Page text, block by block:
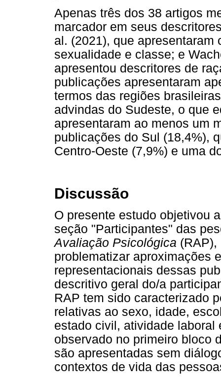
Apenas três dos 38 artigos
marcador em seus
al. (2021), que
sexualidade e classe; e
apresentou descritores de
publicações apresentaram
termos das regiões
advindas do Sudeste, o que
apresentaram ao menos um
publicações do Sul (18,4%),
Centro-Oeste (7,9%) e uma
Discussão
O presente estudo objetivou
seção "Participantes" das
Avaliação Psicológica
problematizar aproximações
representacionais dessas
descritivo geral do/a
RAP tem sido caracterizado
relativas ao sexo, idade,
estado civil, atividade laboral
observado no primeiro bloco
são apresentadas sem
contextos de vida das